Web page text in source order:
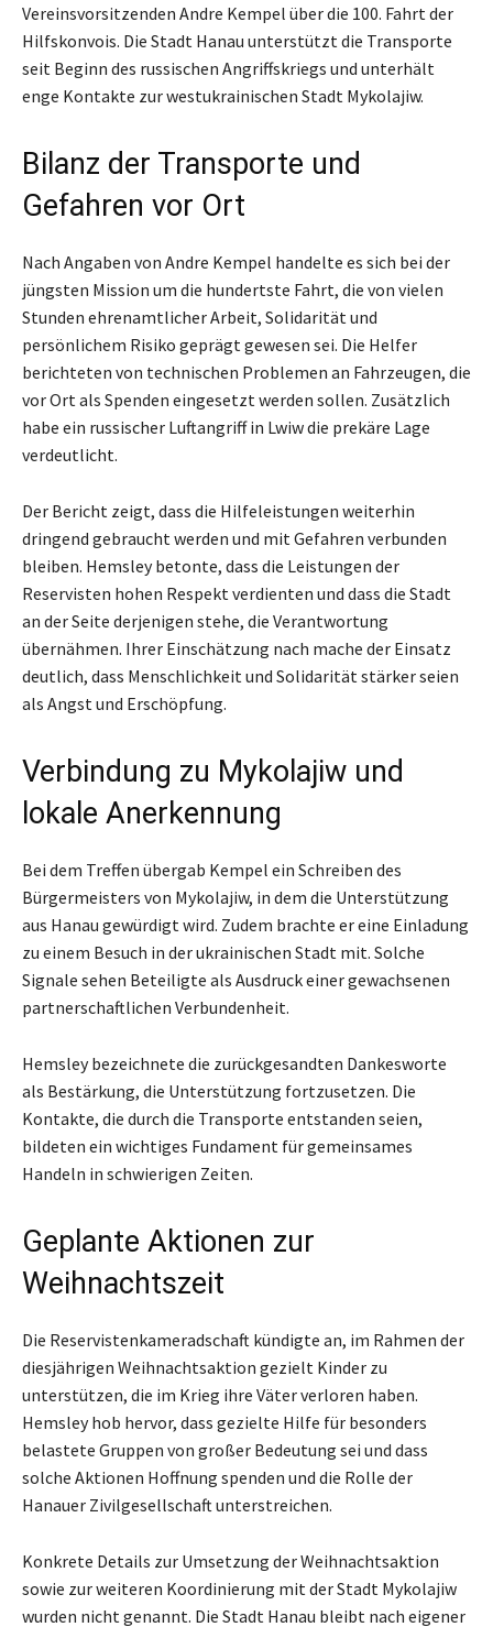
Vereinsvorsitzenden Andre Kempel über die 100. Fahrt der
Hilfskonvois. Die Stadt Hanau unterstützt die Transporte
seit Beginn des russischen Angriffskriegs und unterhält
enge Kontakte zur westukrainischen Stadt Mykolajiw.
Bilanz der Transporte und
Gefahren vor Ort
Nach Angaben von Andre Kempel handelte es sich bei der
jüngsten Mission um die hundertste Fahrt, die von vielen
Stunden ehrenamtlicher Arbeit, Solidarität und
persönlichem Risiko geprägt gewesen sei. Die Helfer
berichteten von technischen Problemen an Fahrzeugen, die
vor Ort als Spenden eingesetzt werden sollen. Zusätzlich
habe ein russischer Luftangriff in Lwiw die prekäre Lage
verdeutlicht.
Der Bericht zeigt, dass die Hilfeleistungen weiterhin
dringend gebraucht werden und mit Gefahren verbunden
bleiben. Hemsley betonte, dass die Leistungen der
Reservisten hohen Respekt verdienten und dass die Stadt
an der Seite derjenigen stehe, die Verantwortung
übernähmen. Ihrer Einschätzung nach mache der Einsatz
deutlich, dass Menschlichkeit und Solidarität stärker seien
als Angst und Erschöpfung.
Verbindung zu Mykolajiw und
lokale Anerkennung
Bei dem Treffen übergab Kempel ein Schreiben des
Bürgermeisters von Mykolajiw, in dem die Unterstützung
aus Hanau gewürdigt wird. Zudem brachte er eine Einladung
zu einem Besuch in der ukrainischen Stadt mit. Solche
Signale sehen Beteiligte als Ausdruck einer gewachsenen
partnerschaftlichen Verbundenheit.
Hemsley bezeichnete die zurückgesandten Dankesworte
als Bestärkung, die Unterstützung fortzusetzen. Die
Kontakte, die durch die Transporte entstanden seien,
bildeten ein wichtiges Fundament für gemeinsames
Handeln in schwierigen Zeiten.
Geplante Aktionen zur
Weihnachtszeit
Die Reservistenkameradschaft kündigte an, im Rahmen der
diesjährigen Weihnachtsaktion gezielt Kinder zu
unterstützen, die im Krieg ihre Väter verloren haben.
Hemsley hob hervor, dass gezielte Hilfe für besonders
belastete Gruppen von großer Bedeutung sei und dass
solche Aktionen Hoffnung spenden und die Rolle der
Hanauer Zivilgesellschaft unterstreichen.
Konkrete Details zur Umsetzung der Weihnachtsaktion
sowie zur weiteren Koordinierung mit der Stadt Mykolajiw
wurden nicht genannt. Die Stadt Hanau bleibt nach eigener